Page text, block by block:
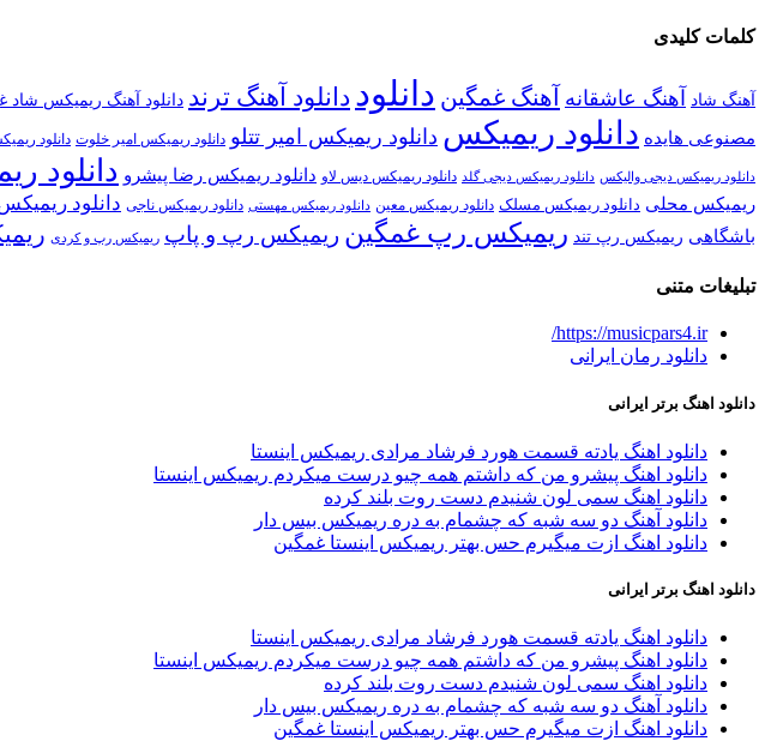
کلمات کلیدی
آهنگ شاد آهنگ عاشقانه آهنگ غمگین دانلود دانلود آهنگ ترند دانلود آهنگ ریمیکس شاد
مصنوعی هایده دانلود ریمیکس دانلود ریمیکس امیر تتلو دانلود ریمیکس امیر خلوت دانلود
دانلود ریمیکس دیجی والیکس دانلود ریمیکس دیجی گلد دانلود ریمیکس دیس لاو دانلود ریمیکس رضا پیشرو دانلود
ریمیکس محلی دانلود ریمیکس مسلک دانلود ریمیکس معین دانلود ریمیکس مهستی دانلود ریمیکس ناجی دانلود
باشگاهی ریمیکس رپ تند ریمیکس رپ غمگین ریمیکس رپ و پاپ ریمیکس رپ و کردی
تبلیغات متنی
https://musicpars4.ir/
دانلود رمان ایرانی
دانلود اهنگ برتر ایرانی
دانلود اهنگ یادته قسمت هورد فرشاد مرادی ریمیکس اینستا
دانلود اهنگ پیشرو من که داشتم همه چیو درست میکردم ریمیکس اینستا
دانلود اهنگ سمی لون شنیدم دست روت بلند کرده
دانلود آهنگ دو سه شبه که چشمام به دره ریمیکس بیس دار
دانلود اهنگ ازت میگیرم حس بهتر ریمیکس اینستا غمگین
دانلود اهنگ برتر ایرانی
دانلود اهنگ یادته قسمت هورد فرشاد مرادی ریمیکس اینستا
دانلود اهنگ پیشرو من که داشتم همه چیو درست میکردم ریمیکس اینستا
دانلود اهنگ سمی لون شنیدم دست روت بلند کرده
دانلود آهنگ دو سه شبه که چشمام به دره ریمیکس بیس دار
دانلود اهنگ ازت میگیرم حس بهتر ریمیکس اینستا غمگین